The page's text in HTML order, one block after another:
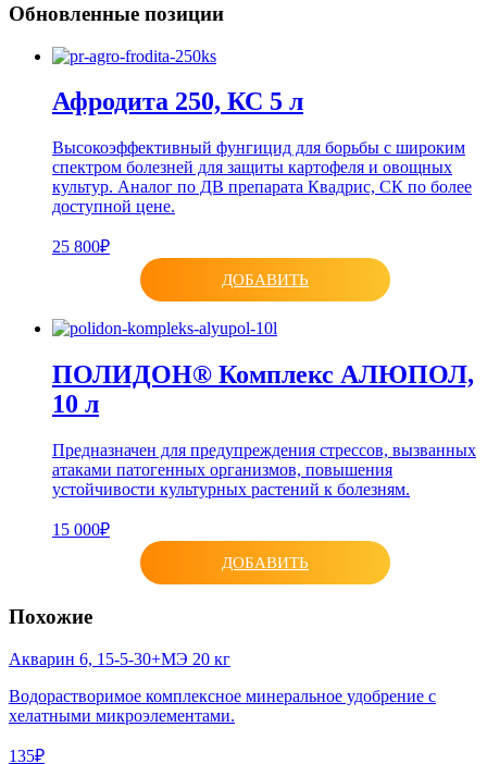
Обновленные позиции
Афродита 250, КС 5 л
Высокоэффективный фунгицид для борьбы с широким
спектром болезней для защиты картофеля и овощных
культур. Аналог по ДВ препарата Квадрис, СК по более
доступной цене.
25 800₽
ДОБАВИТЬ
ПОЛИДОН® Комплекс АЛЮПОЛ,
10 л
Предназначен для предупреждения стрессов, вызванных
атаками патогенных организмов, повышения
устойчивости культурных растений к болезням.
15 000₽
ДОБАВИТЬ
Похожие
Акварин 6, 15-5-30+МЭ 20 кг
Водорастворимое комплексное минеральное удобрение с
хелатными микроэлементами.
135₽